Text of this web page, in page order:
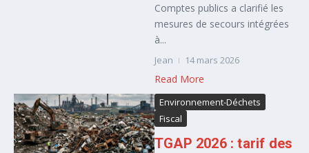
Comptes publics a clarifié les
mesures de secours intégrées
à...
Jean 14 mars 2026
Read More
Environnement-Déchets
Fiscal
TGAP 2026 : tarif des